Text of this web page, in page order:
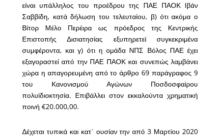
είναι υπάλληλος του προέδρου της ΠΑΕ ΠΑΟΚ Ιβάν
Σαββίδη, κατά δήλωση του τελευταίου, β) ότι ακόμα ο
Βίτορ Μέλο Περέιρα ως πρόεδρος της Κεντρικής
Επιστοπής Δισιατησίας εξυπηρετεί συγκεκριμένα
συμφέροντα, και γ) ότι η ομάδα ΝΠΣ Βόλος ΠΑΕ έχει
εξαγοραστεί από την ΠΑΕ ΠΑΟΚ και συνεπώς λαμβάνει
χώρα η απαγορευμένη από το άρθρο 69 παράγραφος 9
του Κανονισμού Αγώνων Ποσδοσφαίρου
πολυϊδιοκτησία. Επιβάλλει στον εκκαλούντα χρηματική
ποινή €20.000,00.
Δέχεται τυπικά και κατ΄ ουσίαν την από 3 Μαρτίου 2020